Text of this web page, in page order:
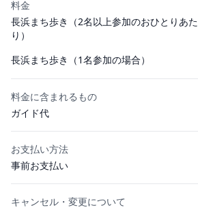
料金
長浜まち歩き（2名以上参加のおひとりあた
り）
長浜まち歩き（1名参加の場合）
料金に含まれるもの
ガイド代
お支払い方法
事前お支払い
キャンセル・変更について